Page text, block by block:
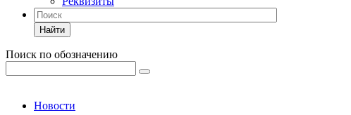
Найти
Поиск по обозначению
Новости